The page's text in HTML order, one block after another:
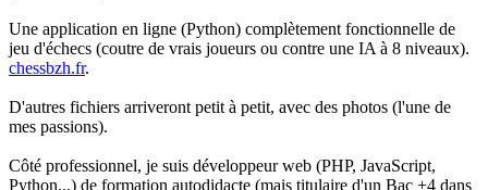
Une application en ligne (Python) complètement fonctionnelle de
jeu d'échecs (coutre de vrais joueurs ou contre une IA à 8 niveaux).
chessbzh.fr.
D'autres fichiers arriveront petit à petit, avec des photos (l'une de
mes passions).
Côté professionnel, je suis développeur web (PHP, JavaScript,
Python...) de formation autodidacte (mais titulaire d'un Bac +4 dans